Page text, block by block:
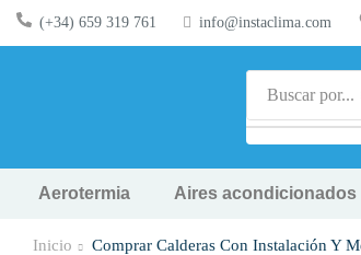
(+34) 659 319 761 info@instaclima.com
Buscar por...
Aerotermia Aires acondicionados
Inicio Comprar Calderas Con Instalación Y